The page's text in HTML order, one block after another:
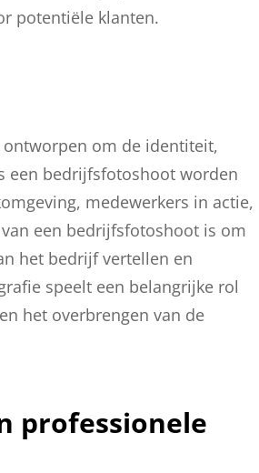
potentiële klanten.
om de identiteit,
een bedrijfsfotoshoot worden
medewerkers in actie,
een bedrijfsfotoshoot is om
het bedrijf vertellen en
speelt een belangrijke rol
het overbrengen van de
professionele